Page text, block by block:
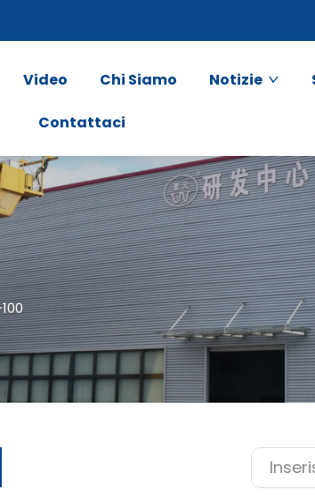
Video Chi Siamo Notizie
Contattaci